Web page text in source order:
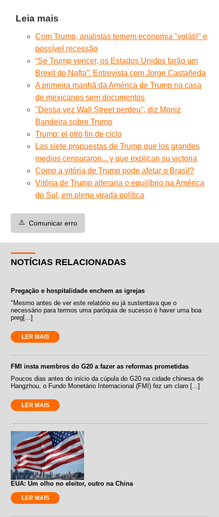
Leia mais
Com Trump, analistas temem economia "volátil" e
possível recessão
“Se Trump vencer, os Estados Unidos farão um
Brexit do Nafta”. Entrevista com Jorge Castañeda
A primeira manhã da América de Trump na casa
de mexicanos sem documentos
"Dessa vez Wall Street perdeu", diz Moniz
Bandeira sobre Trump
Trump: el otro fin de ciclo
Las siete propuestas de Trump que los grandes
medios censuraron... y que explican su victoria
Como a vitória de Trump pode afetar o Brasil?
Vitória de Trump alteraria o equilíbrio na América
do Sul, em plena virada política
⚠️ Comunicar erro
NOTÍCIAS RELACIONADAS
Pregação e hospitalidade enchem as igrejas
"Mesmo antes de ver este relatório eu já sustentava que o
necessário para termos uma paróquia de sucesso é haver uma boa
preg[...]
LER MAIS
FMI insta membros do G20 a fazer as reformas prometidas
Poucos dias antes do início da cúpula do G20 na cidade chinesa de
Hangzhou, o Fundo Monetário Internacional (FMI) fez um claro [...]
LER MAIS
EUA: Um olho no eleitor, outro na China
LER MAIS